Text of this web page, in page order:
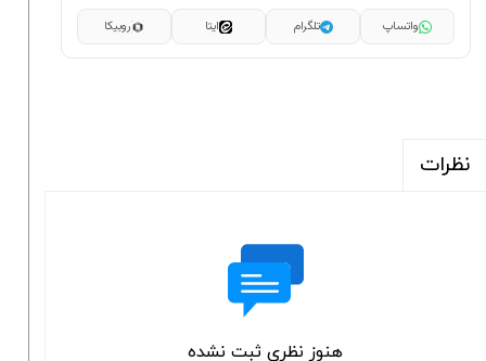
واتساپ تلگرام ایتا روبیکا
نظرات
هنوز نظری ثبت نشده